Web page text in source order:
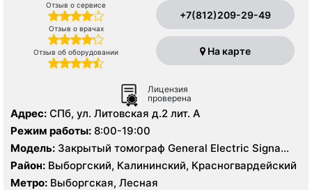
Отзыв о сервисе
Отзыв о врачах
Отзыв об оборудовании
+7(812)209-29-49
На карте
Лицензия
проверена
Адрес: СПб, ул. Литовская д.2 лит. А
Режим работы: 8:00-19:00
Модель: Закрытый томограф General Electric Signa
HDx 1.5 Тесла, Philips Ingenia 1.5 Тесла, КТ Philips
Ingenuity 128 срезов, УЗИ
Район: Выборгский, Калининский, Красногвардейский
Метро: Выборгская, Лесная